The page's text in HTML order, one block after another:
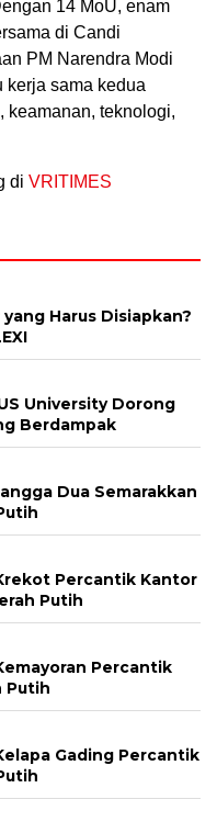
14 MoU, enam
di Candi
PM Narendra Modi
kerja sama kedua
keamanan, teknologi,
di VRITIMES
Harus Disiapkan?
University Dorong
Berdampak
Dua Semarakkan
Percantik Kantor
Putih
Percantik
Putih
Gading Percantik